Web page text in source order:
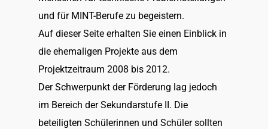
und für MINT-Berufe zu begeistern.
Auf dieser Seite erhalten Sie einen Einblick in
die ehemaligen Projekte aus dem
Projektzeitraum 2008 bis 2012.
Der Schwerpunkt der Förderung lag jedoch
im Bereich der Sekundarstufe II. Die
beteiligten Schülerinnen und Schüler sollten